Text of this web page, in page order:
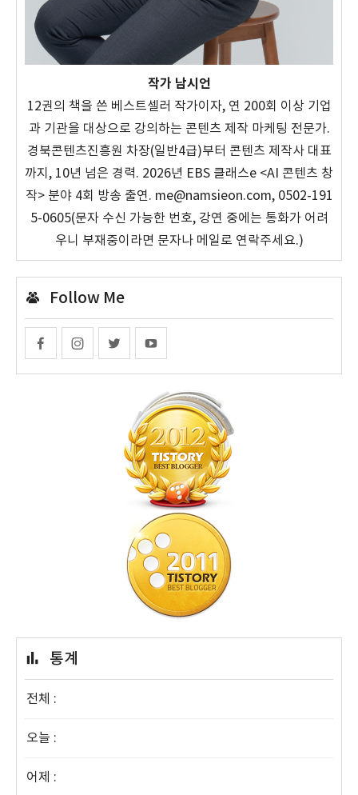
작가 남시언
12권의 책을 쓴 베스트셀러 작가이자, 연 200회 이상 기업
과 기관을 대상으로 강의하는 콘텐츠 제작 마케팅 전문가.
경북콘텐츠진흥원 차장(일반4급)부터 콘텐츠 제작사 대표
까지, 10년 넘은 경력. 2026년 EBS 클래스e <AI 콘텐츠 창
작> 분야 4회 방송 출연. me@namsieon.com, 0502-191
5-0605(문자 수신 가능한 번호, 강연 중에는 통화가 어려
우니 부재중이라면 문자나 메일로 연락주세요.)
Follow Me
통계
전체 :
오늘 :
어제 :